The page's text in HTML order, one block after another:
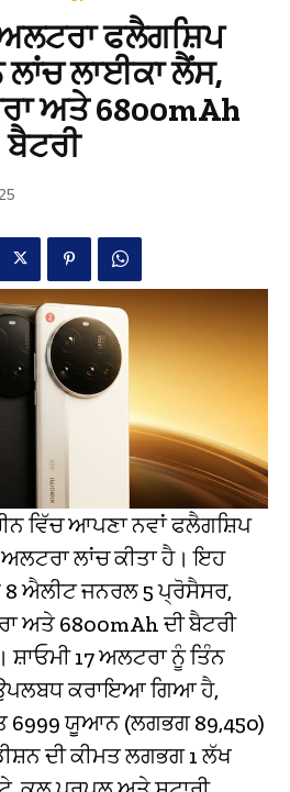
ਅਲਟਰਾ ਫਲੈਗਸ਼ਿਪ
ਲਾਈਕਾ ਲੈਂਸ,
ਅਤੇ 6800mAh
ਬੈਟਰੀ
ਵਿੱਚ ਆਪਣਾ ਨਵਾਂ ਫਲੈਗਸ਼ਿਪ
ਲਾਂਚ ਕੀਤਾ ਹੈ। ਇਹ
ਐਲੀਟ ਜਨਰਲ 5 ਪ੍ਰੋਸੈਸਰ,
ਅਤੇ 6800mAh ਦੀ ਬੈਟਰੀ
17 ਅਲਟਰਾ ਨੂੰ ਤਿੰਨ
ਕਰਾਇਆ ਗਿਆ ਹੈ,
6999 ਯੂਆਨ (ਲਗਭਗ ₹89,450)
ਦੀ ਕੀਮਤ ਲਗਭਗ 1 ਲੱਖ